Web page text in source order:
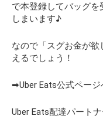
で本登録してバッグ
しまいます♪
なので「スグお金が
えるでしょう！
➡Uber Eats公式ページ
Uber Eats配達パート